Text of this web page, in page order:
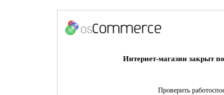
Интернет-магазин закрыт
Проверить